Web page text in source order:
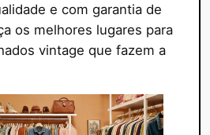
e com garantia de
os melhores lugares para
vintage que fazem a